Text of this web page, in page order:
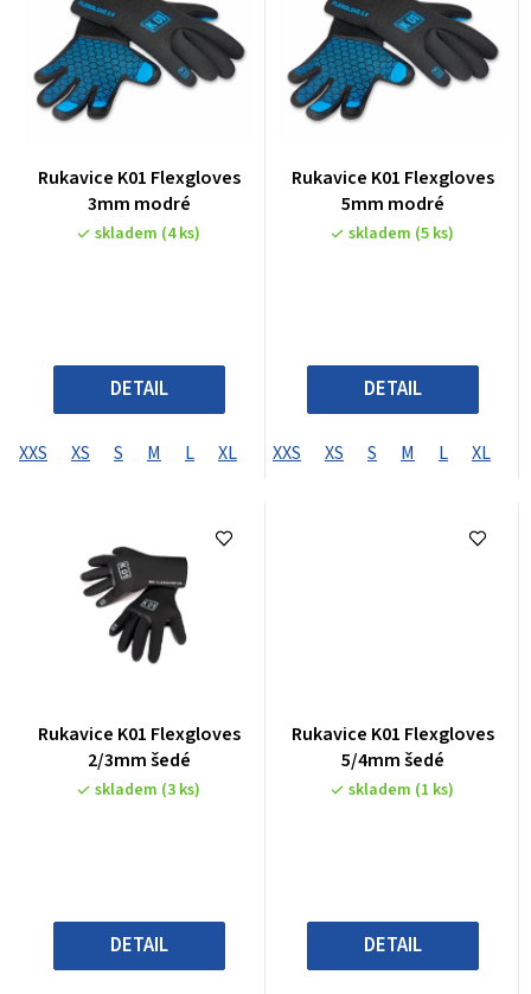
Rukavice K01 Flexgloves
3mm modré
skladem (4 ks)
DETAIL
XXS XS S M L XL
Rukavice K01 Flexgloves
5mm modré
skladem (5 ks)
DETAIL
XXS XS S M L XL
Rukavice K01 Flexgloves
2/3mm šedé
skladem (3 ks)
DETAIL
Rukavice K01 Flexgloves
5/4mm šedé
skladem (1 ks)
DETAIL